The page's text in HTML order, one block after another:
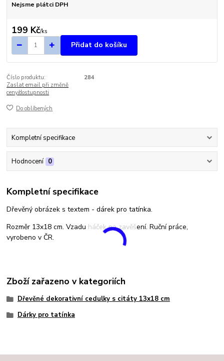
Nejsme plátci DPH
199 Kč/ks
Přidat do košíku
Číslo produktu:
284
Zaslat email při změně
ceny/dostupnosti
Do oblíbených
Kompletní specifikace
Hodnocení 0
Kompletní specifikace
Dřevěný obrázek s textem - dárek pro tatínka.
Rozměr 13x18 cm. Vzadu háček na zavěšení. Ruční práce,
vyrobeno v ČR.
Zboží zařazeno v kategoriích
Dřevěné dekorativní cedulky s citáty 13x18 cm
Dárky pro tatínka